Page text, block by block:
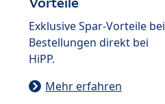
Exklusive Spar-Vorteile bei
Bestellungen direkt bei
HiPP.
Mehr erfahren